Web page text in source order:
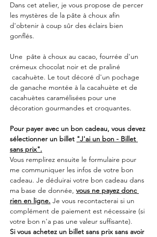
Dans cet atelier, je vous propose de percer
les mystères de la pâte à choux afin
d'obtenir à coup sûr des éclairs bien
gonflés.
Une  pâte à choux au cacao, fourrée d'un
crémeux chocolat noir et de praliné
cacahuète. Le tout décoré d'un pochage
de ganache montée à la cacahuète et de
cacahuètes caramélisées pour une
décoration gourmandes et croquantes.
Pour payer avec un bon cadeau, vous devez
sélectionner un billet "J'ai un bon - Billet
sans prix".
Vous remplirez ensuite le formulaire pour
me communiquer les infos de votre bon
cadeau. Je déduirai votre bon cadeau dans
ma base de donnée, vous ne payez donc
rien en ligne. Je vous recontacterai si un
complément de paiement est nécessaire (si
votre bon n'a pas une valeur suffisante).
Si vous achetez un billet sans prix sans avoir